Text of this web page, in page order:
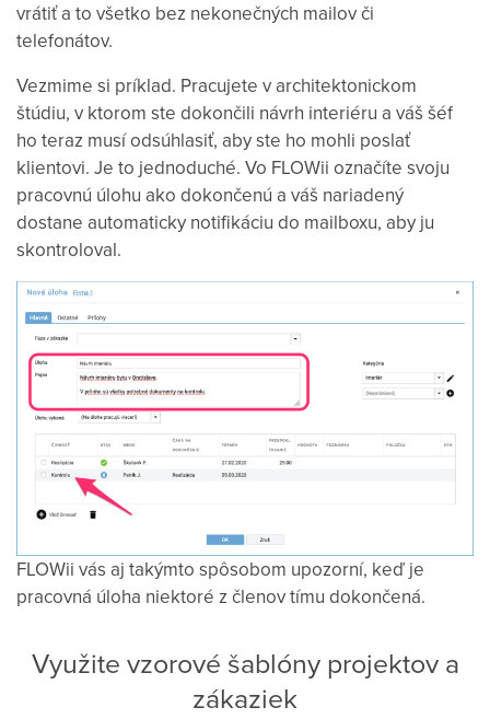
vrátiť a to všetko bez nekonečných mailov či
telefonátov.
Vezmime si príklad. Pracujete v architektonickom
štúdiu, v ktorom ste dokončili návrh interiéru a váš šéf
ho teraz musí odsúhlasiť, aby ste ho mohli poslať
klientovi. Je to jednoduché. Vo FLOWii označíte svoju
pracovnú úlohu ako dokončenú a váš nariadený
dostane automaticky notifikáciu do mailboxu, aby ju
skontroloval.
FLOWii vás aj takýmto spôsobom upozorní, keď je
pracovná úloha niektoré z členov tímu dokončená.
Využite vzorové šablóny projektov a
zákaziek